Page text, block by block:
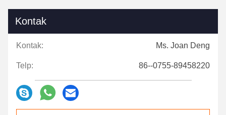
Kontak
Kontak: Ms. Joan Deng
Telp: 86--0755-89458220